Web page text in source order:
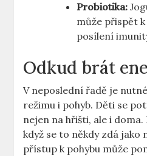
Probiotika:
může přispět
posílení
Odkud brát
V neposlední řadě je
režimu i pohyb. Děti se
nejen na hřišti, ale i
když se to někdy zdá
přístup k pohybu může